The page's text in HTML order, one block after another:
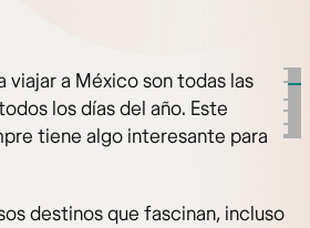
viajar a México son todas las
los días del año. Este
tiene algo interesante para
destinos que fascinan, incluso